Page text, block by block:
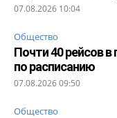
07.08.2026 10:04
Общество
Почти 40 рейсов
по расписанию
07.08.2026 09:50
Общество